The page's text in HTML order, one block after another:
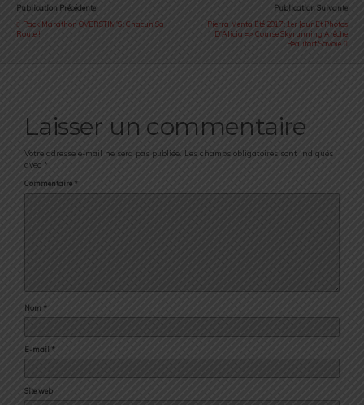
Publication Précédente
Pack Marathon OVERSTIM'S : Chacun Sa
Route !
Publication Suivante
Pierra Menta Été 2017 : 1er Jour Et Photos
D'Alicia => Course Skyrunning Arêche
Beaufort Savoie
Laisser un commentaire
Votre adresse e-mail ne sera pas publiée. Les champs obligatoires sont indiqués
avec *
Commentaire *
Nom *
E-mail *
Site web